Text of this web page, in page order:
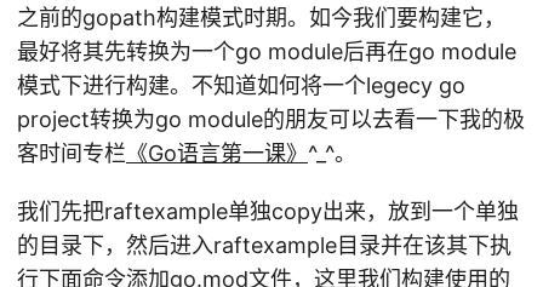
之前的gopath构建模式时期。如今我们要构建它，
最好将其先转换为一个go module后再在go module
模式下进行构建。不知道如何将一个legecy go
project转换为go module的朋友可以去看一下我的极
客时间专栏 《Go语言第一课》 ^_^。
我们先把raftexample单独copy出来，放到一个单独
的目录下，然后进入raftexample目录并在该其下执
行下面命令添加go.mod文件，这里我们构建使用的